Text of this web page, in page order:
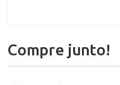
Compre junto!